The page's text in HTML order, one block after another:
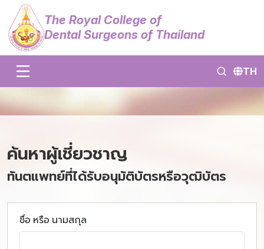
The Royal College of
Dental Surgeons of Thailand
TH
ค้นหาผู้เชี่ยวชาญ
ทันตแพทย์ที่ได้รับอนุมัติบัตรหรือวุฒิบัตร
ชื่อ หรือ นามสกุล